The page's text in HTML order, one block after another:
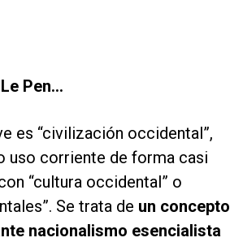
Pen...
es “civilización occidental”,
uso corriente de forma casi
“cultura occidental” o
Se trata de un concepto
nacionalismo esencialista